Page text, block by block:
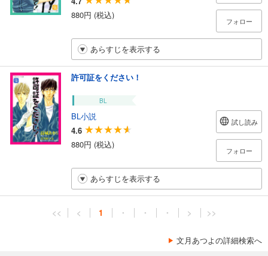
880円 (税込)
フォロー
あらすじを表示する
許可証をください！
BL
BL小説
4.6
880円 (税込)
試し読み
フォロー
あらすじを表示する
<< < 1 ・ ・ ・ > >>
文月あつよの詳細検索へ